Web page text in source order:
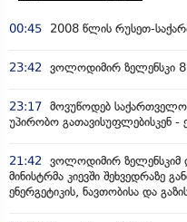
00:45 2008 წლის რუსეთ-
23:42 ვოლოდიმირ ზელენსკი 8
23:17 მოვუწოდებ
უპირობო გათავისუფლებისკენ
21:42
ვოლოდიმირ ზელენსკიმ
მინისტრმა კიევში შეხვედრაზე
ენერგეტიკის, ნავთობისა და